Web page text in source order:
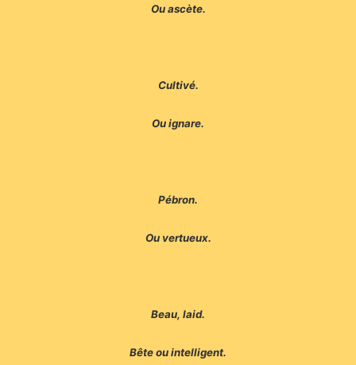
Ou ascète.
Cultivé.
Ou ignare.
Pébron.
Ou vertueux.
Beau, laid.
Bête ou intelligent.